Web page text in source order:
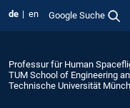
de en Google Suche
Professur für Human
TUM School of Engineering
Technische Universität